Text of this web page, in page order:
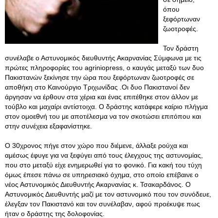
όπου
ξεφόρτωναν
ζωοτροφές.
Τον δράστη
συνέλαβε ο Αστυνομικός διευθυντής Ακαρνανίας Σύμφωνα με τις
πρώτες πληροφορίες του agriniopress, ο καυγάς μεταξύ των δυο
Πακιστανών ξεκίνησε την ώρα που ξεφόρτωναν ζωοτροφές σε
αποθήκη στο Καινούργιο Τριχωνίδας .Οι δυο Πακιστανοί δεν
άργησαν να έρθουν στα χέρια και ένας επιτέθηκε στον άλλον με
τούβλο και μαχαίρι αντίστοιχα. Ο δράστης κατάφερε καίριο πλήγμα
στον ομοεθνή του με αποτέλεσμα να τον σκοτώσει επιτόπου και
στην συνέχεια εξαφανίστηκε.
Ο 30χρονος πήγε στον χώρο που διέμενε, άλλαξε ρούχα και
αμέσως έφυγε για να ξεφύγει από τους έλεγχους της αστυνομίας,
που στο μεταξύ είχε ενημερωθεί για το φονικό. Για κακή του τύχη
όμως έπεσε πάνω σε υπηρεσιακό όχημα, στο οποίο επέβαινε ο
νέος Αστυνομικός Διευθυντής Ακαρνανίας κ. Τσακαρδάνος. Ο
Αστυνομικός Διευθυντής μαζί με τον αστυνομικό που τον συνόδευε,
έλεγξαν τον Πακιστανό και τον συνέλαβαν, αφού προέκυψε πως
ήταν ο δράστης της δολοφονίας.